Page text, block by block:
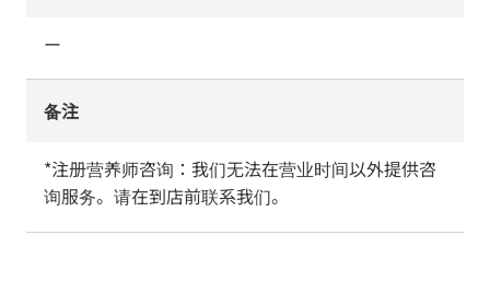
ー
备注
*注册营养师咨询：我们无法在营业时间以外提供咨
询服务。请在到店前联系我们。